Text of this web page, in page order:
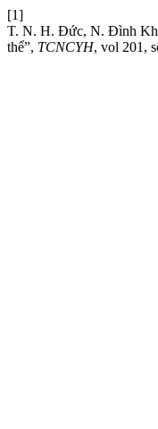
[1]
T. N. H. Đức, N. Đình
thể”, TCNCYH, vol 201,